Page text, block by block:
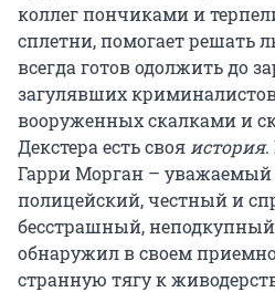
коллег пончиками и
сплетни, помогает решать
всегда готов одолжить до
загулявших
вооруженных скалками и
Декстера есть своя история.
Гарри Морган –
полицейский, честный и
бесстрашный, неподкупный
обнаружил в своем
странную тягу к